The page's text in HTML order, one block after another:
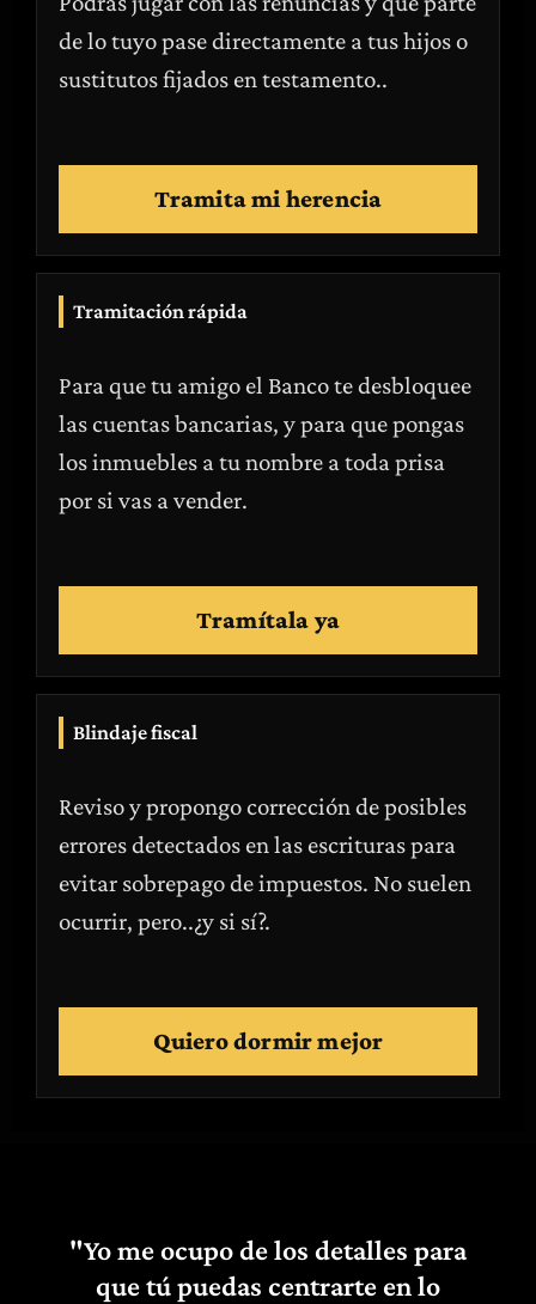
de lo tuyo pase directamente a tus hijos o
sustitutos fijados en testamento..
Tramita mi herencia
Tramitación rápida
Para que tu amigo el Banco te desbloquee
las cuentas bancarias, y para que pongas
los inmuebles a tu nombre a toda prisa
por si vas a vender.
Tramítala ya
Blindaje fiscal
Reviso y propongo corrección de posibles
errores detectados en las escrituras para
evitar sobrepago de impuestos. No suelen
ocurrir, pero..¿y si sí?.
Quiero dormir mejor
"Yo me ocupo de los detalles para
que tú puedas centrarte en lo